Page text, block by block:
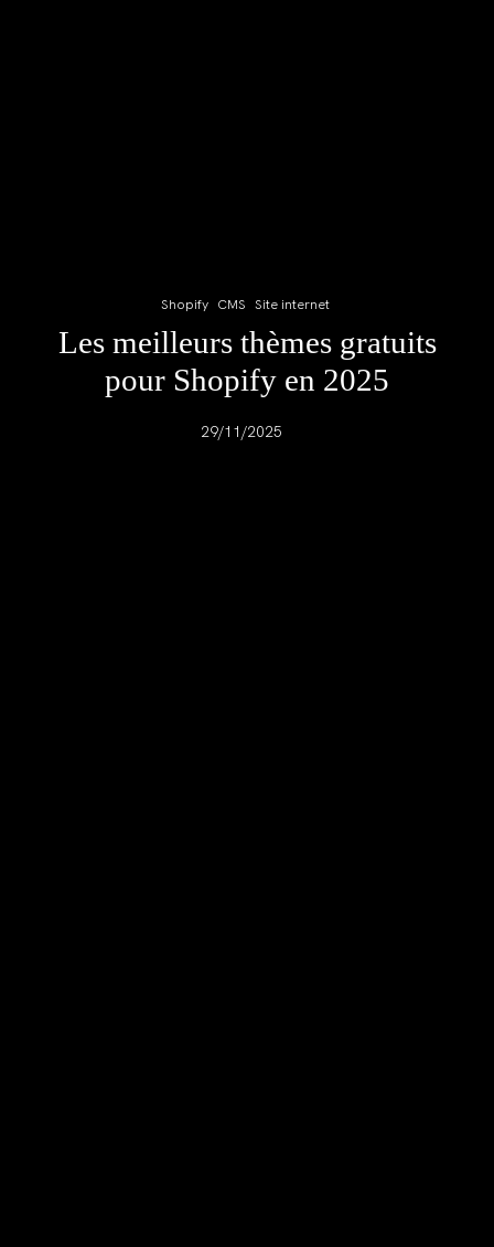
Shopify CMS Site internet
Les meilleurs thèmes gratuits
pour Shopify en 2025
29/11/2025